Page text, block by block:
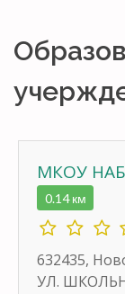
МКОУ
0.14 км
632435,
УЛ.